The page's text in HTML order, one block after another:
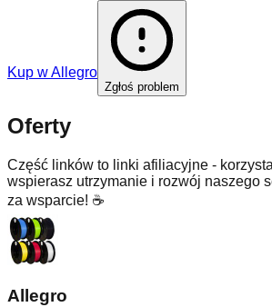
Kup wAllegro
Zgłoś problem
Oferty
Część linków to linki afiliacyjne -
wspierasz utrzymanie i rozwój naszego
za wsparcie! ☕
Allegro